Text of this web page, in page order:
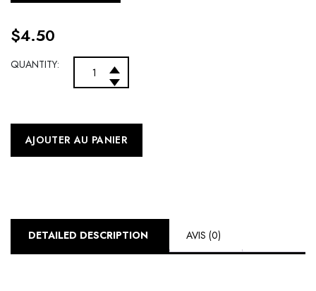
$4.50
QUANTITY:
AJOUTER AU PANIER
DETAILED DESCRIPTION AVIS (0)